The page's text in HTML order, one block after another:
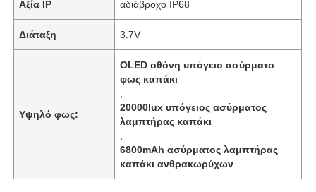
Αξία IP αδιάβροχο IP68
Διάταξη 3.7V
Υψηλό φως:
OLED οθόνη υπόγειο ασύρματο
φως καπάκι
20000lux υπόγειος ασύρματος
λαμπτήρας καπάκι
6800mAh ασύρματος λαμπτήρας
καπάκι ανθρακωρύχων